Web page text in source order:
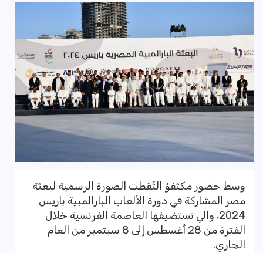
وسط حضور مكثفؤ التُقطت الصورة الرسمية لبعثة
مصر المشاركة في دورة الألعاب البارالمبية باريس
2024، والي تستضيفها العاصمة الفرنسية خلال
الفترة من 28 أغسطس إلى 8 سبتمبر من العام
الجاري.